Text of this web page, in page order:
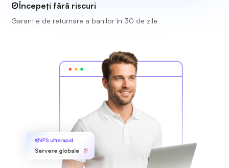
Începeți fără riscuri
Garanție de returnare a banilor în 30 de zile
VPS ultrarapid
Servere globale